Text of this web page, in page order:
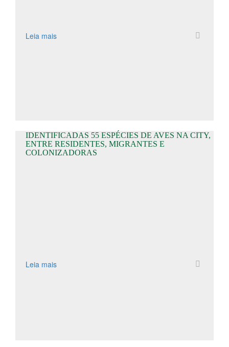
Leia mais
IDENTIFICADAS 55 ESPÉCIES DE AVES NA CITY,
ENTRE RESIDENTES, MIGRANTES E
COLONIZADORAS
Leia mais